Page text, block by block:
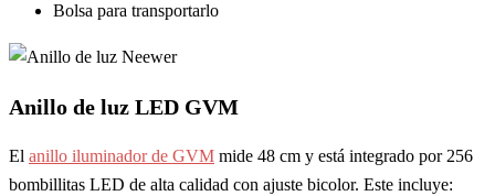
Bolsa para transportarlo
Anillo de luz LED GVM
El anillo iluminador de GVM mide 48 cm y está integrado por 256
bombillitas LED de alta calidad con ajuste bicolor. Este incluye: